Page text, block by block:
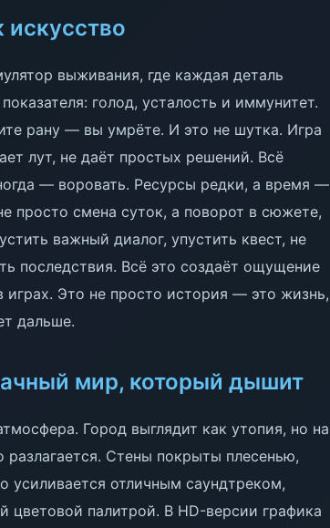
выживания, где каждая деталь
голод, усталость и иммунитет.
рану — вы умрёте. И это не шутка. Игра
лут, не даёт простых решений. Всё
— воровать. Ресурсы редки, а время —
смена суток, а поворот в сюжете,
важный диалог, упустить квест, не
последствия. Всё это создаёт ощущение
играх. Это не просто история — это жизнь,
дальше.
мир, который дышит
Город выглядит как утопия, но на
Стены покрыты плесенью,
отличным саундтреком,
цветовой палитрой. В HD-версии графика